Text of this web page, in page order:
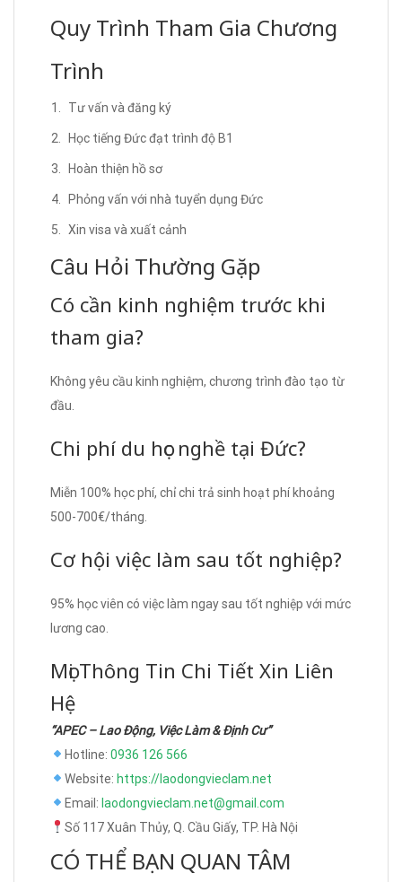
Quy Trình Tham Gia Chương
Trình
Tư vấn và đăng ký
Học tiếng Đức đạt trình độ B1
Hoàn thiện hồ sơ
Phỏng vấn với nhà tuyển dụng Đức
Xin visa và xuất cảnh
Câu Hỏi Thường Gặp
Có cần kinh nghiệm trước khi
tham gia?
Không yêu cầu kinh nghiệm, chương trình đào tạo từ
đầu.
Chi phí du học nghề tại Đức?
Miễn 100% học phí, chỉ chi trả sinh hoạt phí khoảng
500-700€/tháng.
Cơ hội việc làm sau tốt nghiệp?
95% học viên có việc làm ngay sau tốt nghiệp với mức
lương cao.
Mọi Thông Tin Chi Tiết Xin Liên
Hệ
“APEC – Lao Động, Việc Làm & Định Cư”
Hotline: 0936 126 566
Website: https://laodongvieclam.net
Email: laodongvieclam.net@gmail.com
Số 117 Xuân Thủy, Q. Cầu Giấy, TP. Hà Nội
CÓ THỂ BẠN QUAN TÂM